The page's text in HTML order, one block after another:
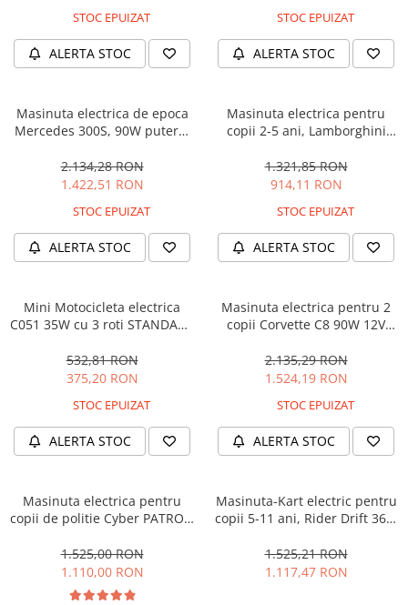
STOC EPUIZAT
ALERTA STOC
STOC EPUIZAT
ALERTA STOC
Masinuta electrica de epoca
Mercedes 300S, 90W putere,
2.134,28 RON
1.422,51 RON
STOC EPUIZAT
ALERTA STOC
Masinuta electrica pentru
copii 2-5 ani, Lamborghini
12V, galbena
1.321,85 RON
914,11 RON
STOC EPUIZAT
ALERTA STOC
Mini Motocicleta electrica
C051 35W cu 3 roti STANDARD
532,81 RON
375,20 RON
STOC EPUIZAT
ALERTA STOC
Masinuta electrica pentru 2
copii Corvette C8 90W 12V
2.135,29 RON
1.524,19 RON
STOC EPUIZAT
ALERTA STOC
Masinuta electrica pentru
copii de politie Cyber PATROL,
90W, 12V, Black & White
1.525,00 RON
1.110,00 RON
Masinuta-Kart electric pentru
copii 5-11 ani, Rider Drift 360,
1.525,21 RON
1.117,47 RON